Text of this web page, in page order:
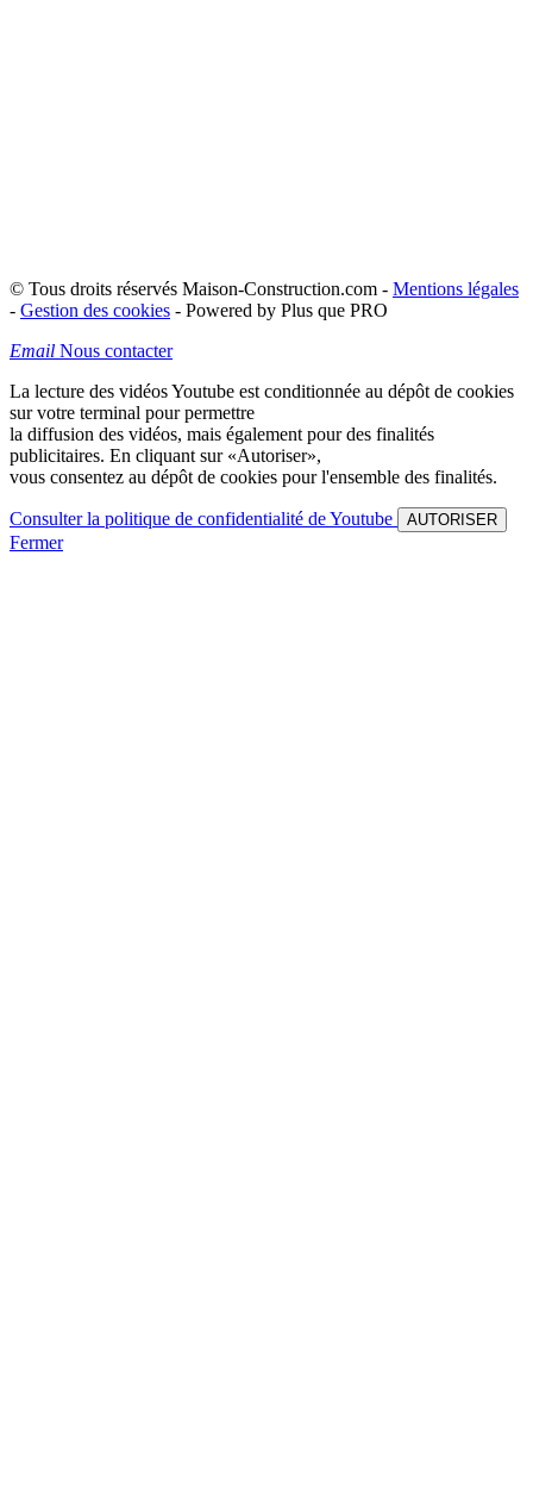
© Tous droits réservés Maison-Construction.com - Mentions légales
- Gestion des cookies - Powered by Plus que PRO
Email Nous contacter
La lecture des vidéos Youtube est conditionnée au dépôt de cookies
sur votre terminal pour permettre
la diffusion des vidéos, mais également pour des finalités
publicitaires. En cliquant sur «Autoriser»,
vous consentez au dépôt de cookies pour l'ensemble des finalités.
Consulter la politique de confidentialité de Youtube AUTORISER
Fermer